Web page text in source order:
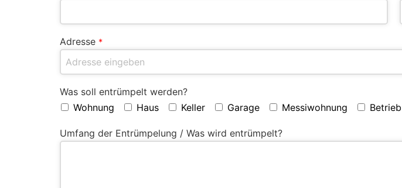
Adresse *
Was soll entrümpelt werden?
Wohnung
Haus Keller Garage Messiwohnung Betrieb
Umfang der Entrümpelung / Was wird entrümpelt?